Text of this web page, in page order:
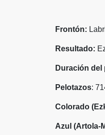
Frontón:
Resultado:
Duración del
Pelotazos:
Colorado
Azul (Artola-